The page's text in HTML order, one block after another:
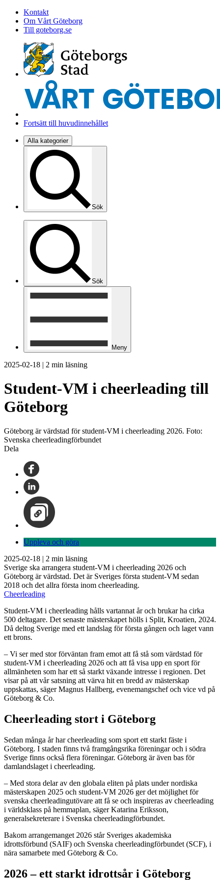
Kontakt
Om Vårt Göteborg
Till goteborg.se
Fortsätt till huvudinnehållet
Alla kategorier
Sök
Sök
Meny
2025-02-18 | 2 min läsning
Student-VM i cheerleading till
Göteborg
Göteborg är värdstad för student-VM i cheerleading 2026. Foto:
Svenska cheerleadingförbundet
Dela
Uppleva och göra
2025-02-18 | 2 min läsning
Sverige ska arrangera student-VM i cheerleading 2026 och
Göteborg är värdstad. Det är Sveriges första student-VM sedan
2018 och det allra första inom cheerleading.
Cheerleading
Student-VM i cheerleading hålls vartannat år och brukar ha cirka
500 deltagare. Det senaste mästerskapet hölls i Split, Kroatien, 2024.
Då deltog Sverige med ett landslag för första gången och laget vann
ett brons.
– Vi ser med stor förväntan fram emot att få stå som värdstad för
student-VM i cheerleading 2026 och att få visa upp en sport för
allmänheten som har ett så starkt växande intresse i regionen. Det
visar på att vår satsning att värva hit en bredd av mästerskap
uppskattas, säger Magnus Hallberg, evenemangschef och vice vd på
Göteborg & Co.
Cheerleading stort i Göteborg
Sedan många år har cheerleading som sport ett starkt fäste i
Göteborg. I staden finns två framgångsrika föreningar och i södra
Sverige finns också flera föreningar. Göteborg är även bas för
damlandslaget i cheerleading.
– Med stora delar av den globala eliten på plats under nordiska
mästerskapen 2025 och student-VM 2026 ger det möjlighet för
svenska cheerleadingutövare att få se och inspireras av cheerleading
i världsklass på hemmaplan, säger Katarina Eriksson,
generalsekreterare i Svenska cheerleadingförbundet.
Bakom arrangemanget 2026 står Sveriges akademiska
idrottsförbund (SAIF) och Svenska cheerleadingförbundet (SCF), i
nära samarbete med Göteborg & Co.
2026 – ett starkt idrottsår i Göteborg